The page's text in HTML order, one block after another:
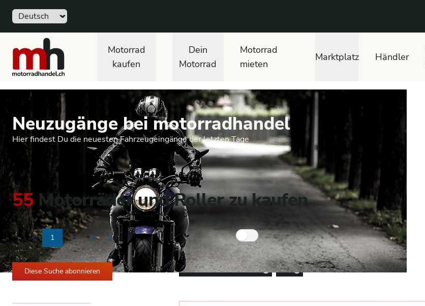
Sprache
motorradhandel.ch
Motorrad
kaufen
Dein
Motorrad
Motorrad
mieten
Marktplatz Händler
Neuzugänge bei motorradhandel
Hier findest Du die neuesten Fahrzeugeingänge der letzten Tage
55 Motorräder und Roller zu kaufen
Previous
1 2 3 Next
Nur Händlerfahrzeuge
Diese Suche abonnieren Alle Filter entfernen Remove option
A- Remove option